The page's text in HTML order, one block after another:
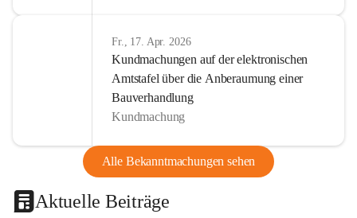
Fr., 17. Apr. 2026
Kundmachungen auf der elektronischen
Amtstafel über die Anberaumung einer
Bauverhandlung
Kundmachung
Alle Bekanntmachungen sehen
Aktuelle Beiträge